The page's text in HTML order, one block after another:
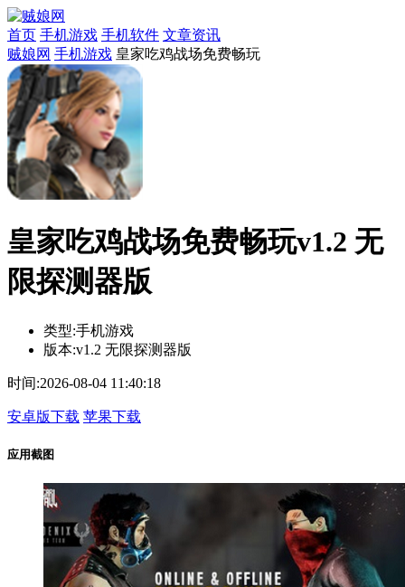
首页 手机游戏 手机软件 文章资讯
贼娘网 手机游戏 皇家吃鸡战场免费畅玩
皇家吃鸡战场免费畅玩v1.2 无
限探测器版
类型:手机游戏
版本:v1.2 无限探测器版
时间:2026-08-04 11:40:18
安卓版下载 苹果下载
应用截图